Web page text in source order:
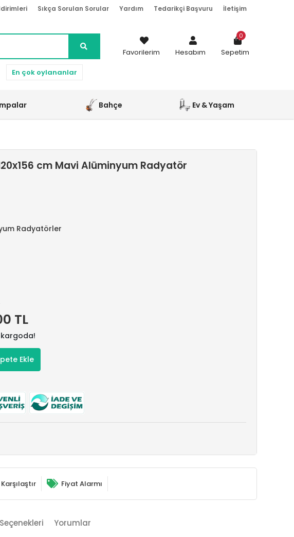
Sıkça Sorulan Sorular Yardım Tedarikçi Başvuru İletişim
En çok oylananlar
Favorilerim Hesabım Sepetim
0
Bahçe Ev & Yaşam
cm Mavi Alüminyum Radyatör
Radyatörler
TL
kargoda!
Ekle
Karşılaştır Fiyat Alarmı
Yorumlar